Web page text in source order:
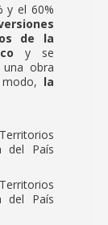
y el 60%
de la
y se
obra
la
del País
del País